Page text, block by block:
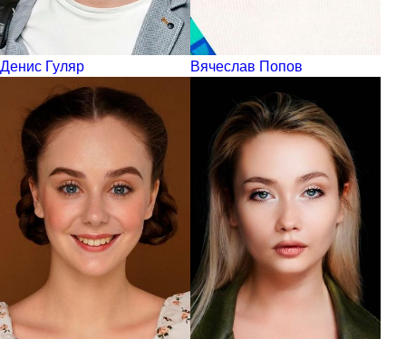
Денис Гуляр Вячеслав Попов